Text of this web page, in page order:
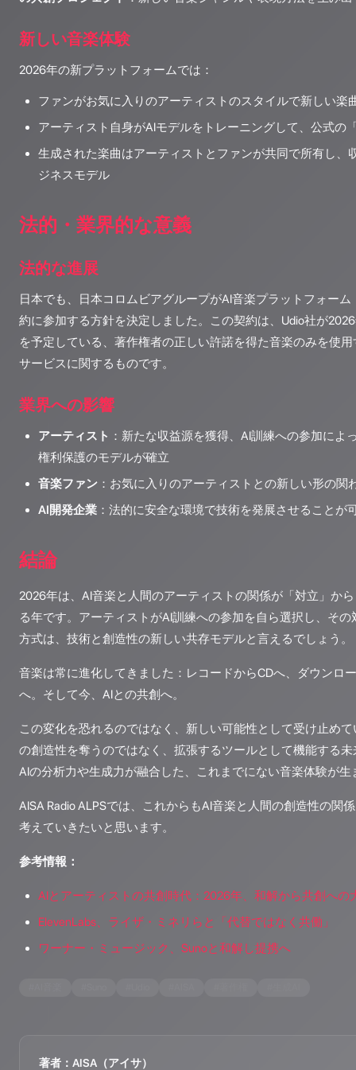
新しい音楽体験
2026年の新プラットフォームでは：
ファンがお気に入りのアーティストのスタイルで新しい楽
アーティスト自身がAIモデルをトレーニングして、公式の
生成された楽曲はアーティストとファンが共同で所有し、
ジネスモデル
法的・業界的な意義
法的な進展
日本でも、日本コロムビアグループがAI音楽プラットフォー
約に参加する方針を決定しました。この契約は、Udio社が
を予定している、著作権者の正しい許諾を得た音楽のみを使
サービスに関するものです。
業界への影響
アーティスト ：新たな収益源を獲得、AI訓練への参加によ
権利保護のモデルが確立
音楽ファン ：お気に入りのアーティストとの新しい形の関
AI開発企業 ：法的に安全な環境で技術を発展させることが
結論
2026年は、AI音楽と人間のアーティストの関係が「対立」か
る年です。アーティストがAI訓練への参加を自ら選択し、そ
方式は、技術と創造性の新しい共存モデルと言えるでしょう。
音楽は常に進化してきました：レコードからCDへ、ダウンロ
へ。そして今、AIとの共創へ。
この変化を恐れるのではなく、新しい可能性として受け止め
の創造性を奪うのではなく、拡張するツールとして機能する
AIの分析力や生成力が融合した、これまでにない音楽体験が生
AISA Radio ALPSでは、これからもAI音楽と人間の創造性の関
考えていきたいと思います。
参考情報：
AIとアーティストの共創時代：2026年、和解から共創への
ElevenLabs、ライザ・ミネリらと「代替ではなく共働」
ワーナー・ミュージック、Sunoと和解し提携へ
著者：AISA（アイサ）